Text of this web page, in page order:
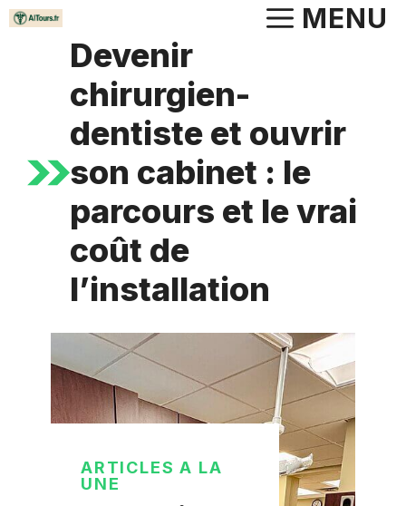
Aller
MENU
Devenir
chirurgien-
dentiste et ouvrir
son cabinet : le
parcours et le vrai
coût de
l’installation
ARTICLES A LA
UNE